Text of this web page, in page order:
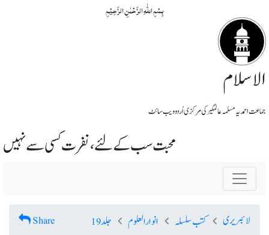
بِسۡمِ اللّٰہِ الرَّحۡمٰنِ الرَّحِیۡمِ
الاسلام
جماعت احمدیہ مسلمہ عالمگیر کی مرکزی اُردو ویب سائٹ
محبت سب کے لئے ، نفرت کسی سے نہیں
لائبریری کتب سلسلہ انوارالعلوم جلد 19 Share